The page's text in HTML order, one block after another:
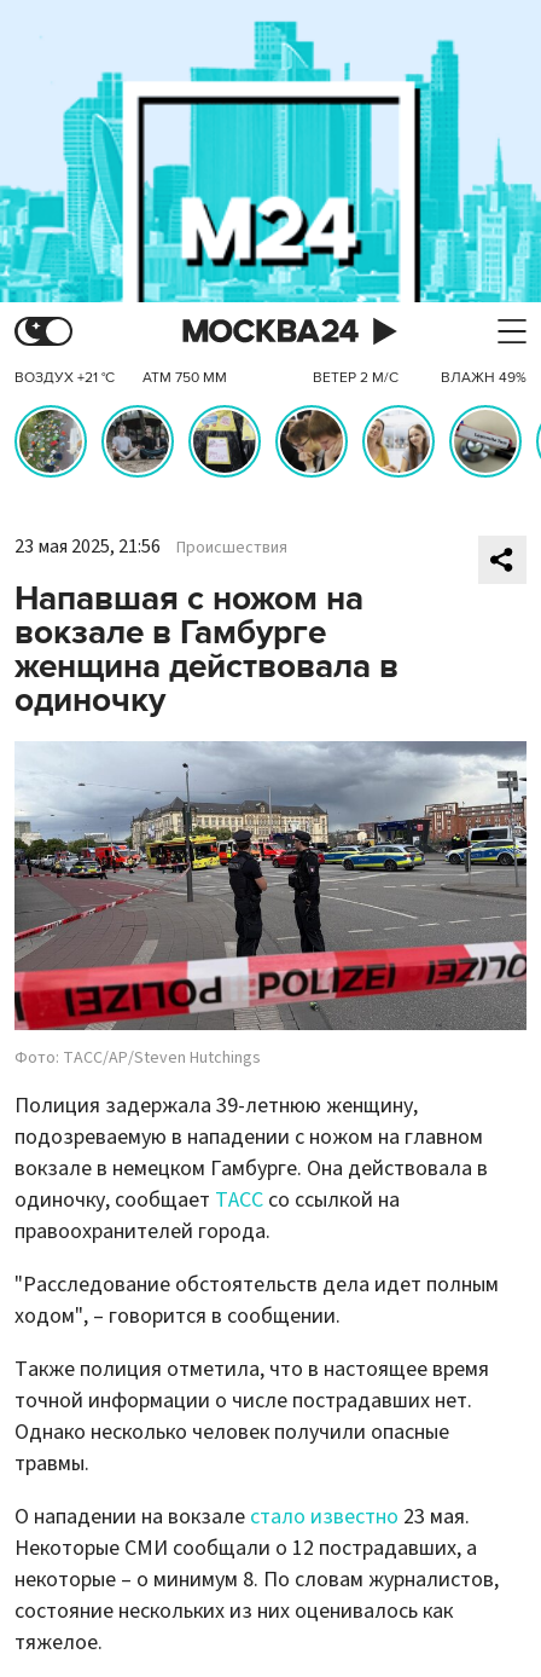
ВОЗДУХ +21 °C АТМ 750 ММ ВЕТЕР 2 М/С ВЛАЖН 49%
23 мая 2025, 21:56 Происшествия
Напавшая с ножом на
вокзале в Гамбурге
женщина действовала в
одиночку
Фото: ТАСС/АР/Steven Hutchings
Полиция задержала 39-летнюю женщину,
подозреваемую в нападении с ножом на главном
вокзале в немецком Гамбурге. Она действовала в
одиночку, сообщает ТАСС со ссылкой на
правоохранителей города.
"Расследование обстоятельств дела идет полным
ходом", – говорится в сообщении.
Также полиция отметила, что в настоящее время
точной информации о числе пострадавших нет.
Однако несколько человек получили опасные
травмы.
О нападении на вокзале стало известно 23 мая.
Некоторые СМИ сообщали о 12 пострадавших, а
некоторые – о минимум 8. По словам журналистов,
состояние нескольких из них оценивалось как
тяжелое.